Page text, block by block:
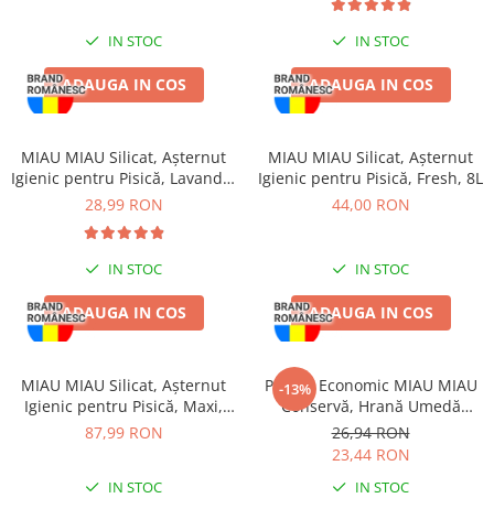
Cuști și Genți
Zgărzi, Lese & Hamuri
Jucării Câini
Pisici
Hrană Uscată Pisică
Pisică Junior
Pisică Senior
Hrană Umedă Pisică
Pisică Junior
Pisică Senior
Diete Veterinare Pisică
IN STOC
ADAUGA IN COS
IN STOC
ADAUGA IN COS
MIAU MIAU Silicat, Așternut
Igienic pentru Pisică, Lavandă,
5L
28,99 RON
IN STOC
ADAUGA IN COS
MIAU MIAU Silicat, Așternut
Igienic pentru Pisică, Fresh, 8L
44,00 RON
IN STOC
ADAUGA IN COS
MIAU MIAU Silicat, Așternut
Igienic pentru Pisică, Maxi,
15L
87,99 RON
IN STOC
-13%
Pachet Economic MIAU MIAU
Conservă, Hrană Umedă
Pisică Adult, Pui, 6x415g
26,94 RON
23,44 RON
IN STOC